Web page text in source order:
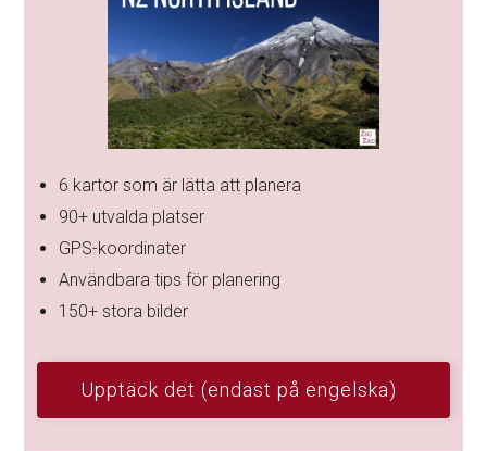
6 kartor som är lätta att planera
90+ utvalda platser
GPS-koordinater
Användbara tips för planering
150+ stora bilder
Upptäck det (endast på engelska)